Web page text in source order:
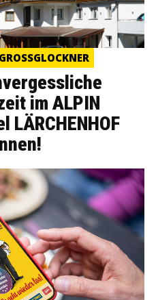
im ALPIN
LÄRCHENHOF